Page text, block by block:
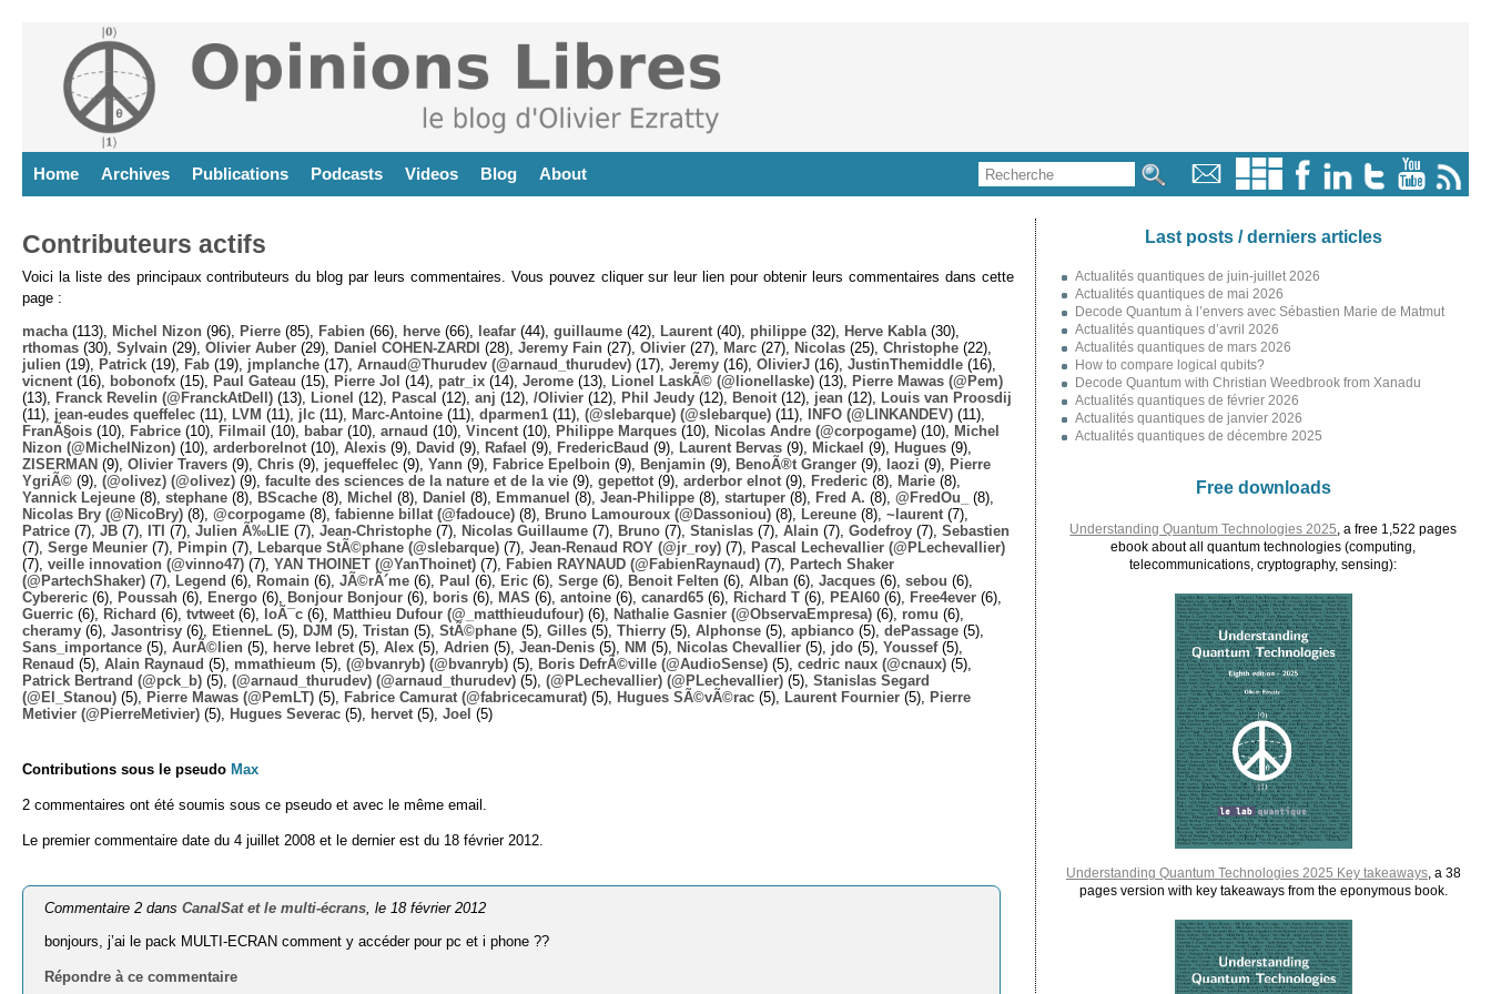
Home Archives Publications Podcasts Videos Blog About
Contributeurs actifs
Voici la liste des principaux contributeurs du blog par leurs commentaires. Vous pouvez cliquer sur leur lien pour obtenir leurs commentaires dans cette
page :
macha (113), Michel Nizon (96), Pierre (85), Fabien (66), herve (66), leafar (44), guillaume (42), Laurent (40), philippe (32), Herve Kabla (30),
rthomas (30), Sylvain (29), Olivier Auber (29), Daniel COHEN-ZARDI (28), Jeremy Fain (27), Olivier (27), Marc (27), Nicolas (25), Christophe (22),
julien (19), Patrick (19), Fab (19), jmplanche (17), Arnaud@Thurudev (@arnaud_thurudev) (17), Jeremy (16), OlivierJ (16), JustinThemiddle (16),
vicnent (16), bobonofx (15), Paul Gateau (15), Pierre Jol (14), patr_ix (14), Jerome (13), Lionel LaskÃ© (@lionellaske) (13),
Pierre Mawas (@Pem)
(13),
Franck Revelin (@FranckAtDell) (13), Lionel (12), Pascal (12), anj (12), /Olivier (12), Phil Jeudy (12), Benoit (12), jean (12),
Louis van Proosdij
(11), jean-eudes queffelec (11), LVM (11), jlc (11), Marc-Antoine (11), dparmen1 (11), (@slebarque) (@slebarque) (11), INFO (@LINKANDEV) (11),
FranÃ§ois (10), Fabrice (10), Filmail (10), babar (10), arnaud (10), Vincent (10), Philippe Marques (10), Nicolas Andre (@corpogame) (10),
Michel
Nizon (@MichelNizon) (10), arderborelnot (10), Alexis (9), David (9), Rafael (9), FredericBaud (9), Laurent Bervas (9), Mickael (9), Hugues (9),
ZISERMAN (9), Olivier Travers (9), Chris (9), jequeffelec (9), Yann (9), Fabrice Epelboin (9), Benjamin (9), BenoÃ®t Granger (9), laozi (9),
Pierre
YgriÃ© (9), (@olivez) (@olivez) (9), faculte des sciences de la nature et de la vie (9), gepettot (9), arderbor elnot (9), Frederic (8), Marie (8),
Yannick Lejeune (8), stephane (8), BScache (8), Michel (8), Daniel (8), Emmanuel (8), Jean-Philippe (8), startuper (8), Fred A. (8), @FredOu_
(8),
Nicolas Bry (@NicoBry) (8), @corpogame (8), fabienne billat (@fadouce) (8), Bruno Lamouroux (@Dassoniou) (8), Lereune (8), ~laurent (7),
Patrice (7), JB (7), ITI (7), Julien Ã‰LIE (7), Jean-Christophe (7), Nicolas Guillaume (7), Bruno (7), Stanislas (7), Alain (7), Godefroy (7), Sebastien
(7), Serge Meunier (7), Pimpin (7), Lebarque StÃ©phane (@slebarque) (7), Jean-Renaud ROY (@jr_roy) (7),
Pascal Lechevallier (@PLechevallier)
(7), veille innovation (@vinno47) (7), YAN THOINET (@YanThoinet) (7), Fabien RAYNAUD (@FabienRaynaud) (7),
Partech Shaker
(@PartechShaker) (7), Legend (6), Romain (6), JÃ©rÃ´me (6), Paul (6), Eric (6), Serge (6), Benoit Felten (6), Alban (6), Jacques (6), sebou (6),
Cybereric (6), Poussah (6), Energo (6), Bonjour Bonjour (6), boris (6), MAS (6), antoine (6), canard65 (6), Richard T (6), PEAI60 (6), Free4ever (6),
Guerric (6), Richard (6), tvtweet (6), loÃ¯c (6), Matthieu Dufour (@_matthieudufour) (6), Nathalie Gasnier (@ObservaEmpresa) (6), romu (6),
cheramy (6), Jasontrisy (6), EtienneL (5), DJM (5), Tristan (5), StÃ©phane (5), Gilles (5), Thierry (5), Alphonse (5), apbianco (5), dePassage (5),
Sans_importance (5), AurÃ©lien (5), herve lebret (5), Alex (5), Adrien (5), Jean-Denis (5), NM (5), Nicolas Chevallier (5), jdo (5), Youssef(5),
Renaud (5), Alain Raynaud (5), mmathieum (5), (@bvanryb) (@bvanryb) (5), Boris DefrÃ©ville (@AudioSense) (5), cedric naux (@cnaux) (5),
Patrick Bertrand (@pck_b) (5), (@arnaud_thurudev) (@arnaud_thurudev) (5), (@PLechevallier) (@PLechevallier) (5), Stanislas Segard
(@El_Stanou) (5), Pierre Mawas (@PemLT) (5), Fabrice Camurat (@fabricecamurat) (5), Hugues SÃ©vÃ©rac (5), Laurent Fournier (5),
Pierre
Metivier (@PierreMetivier) (5), Hugues Severac (5), hervet (5), Joel (5)
Contributions sous le pseudo Max
2 commentaires ont été soumis sous ce pseudo et avec le même email.
Le premier commentaire date du 4 juillet 2008 et le dernier est du 18 février 2012.
Commentaire 2 dansCanalSat et le multi-écrans, le 18 février 2012
bonjours, j’ai le pack MULTI-ECRAN comment y accéder pour pc et i phone ??
Répondre à ce commentaire
Last posts / derniers articles
Actualités quantiques de juin-juillet 2026
Actualités quantiques de mai 2026
Decode Quantum à l’envers avec Sébastien Marie de Matmut
Actualités quantiques d’avril 2026
Actualités quantiques de mars 2026
How to compare logical qubits?
Decode Quantum with Christian Weedbrook from Xanadu
Actualités quantiques de février 2026
Actualités quantiques de janvier 2026
Actualités quantiques de décembre 2025
Free downloads
Understanding Quantum Technologies 2025 , a free 1,522 pages
ebook about all quantum technologies (computing,
telecommunications, cryptography, sensing):
Understanding Quantum Technologies 2025 Key takeaways, a 38
pages version with key takeaways from the eponymous book.